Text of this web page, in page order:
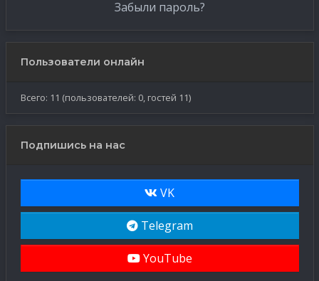
Забыли пароль?
Пользователи онлайн
Всего: 11 (пользователей: 0, гостей 11)
Подпишись на нас
VK
Telegram
YouTube